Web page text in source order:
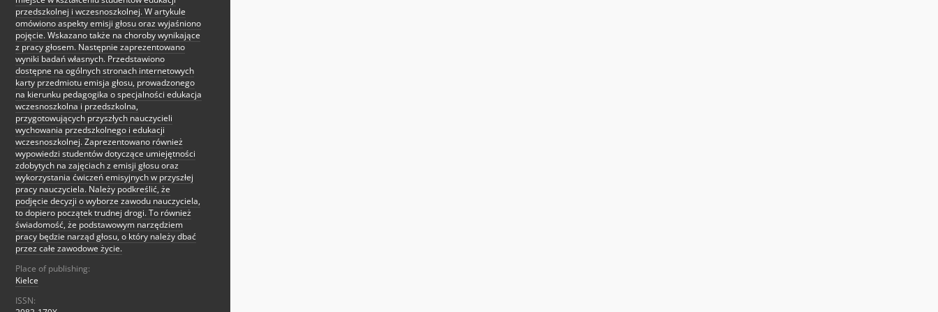
przedszkolnej i wczesnoszkolnej. W artykule
omówiono aspekty emisji głosu oraz wyjaśniono
pojęcie. Wskazano także na choroby wynikające
z pracy głosem. Następnie zaprezentowano
wyniki badań własnych. Przedstawiono
dostępne na ogólnych stronach internetowych
karty przedmiotu emisja głosu, prowadzonego
na kierunku pedagogika o specjalności edukacja
wczesnoszkolna i przedszkolna,
przygotowujących przyszłych nauczycieli
wychowania przedszkolnego i edukacji
wczesnoszkolnej. Zaprezentowano również
wypowiedzi studentów dotyczące umiejętności
zdobytych na zajęciach z emisji głosu oraz
wykorzystania ćwiczeń emisyjnych w przyszłej
pracy nauczyciela. Należy podkreślić, że
podjęcie decyzji o wyborze zawodu nauczyciela,
to dopiero początek trudnej drogi. To również
świadomość, że podstawowym narzędziem
pracy będzie narząd głosu, o który należy dbać
przez całe zawodowe życie.
Place of publishing:
Kielce
ISSN: